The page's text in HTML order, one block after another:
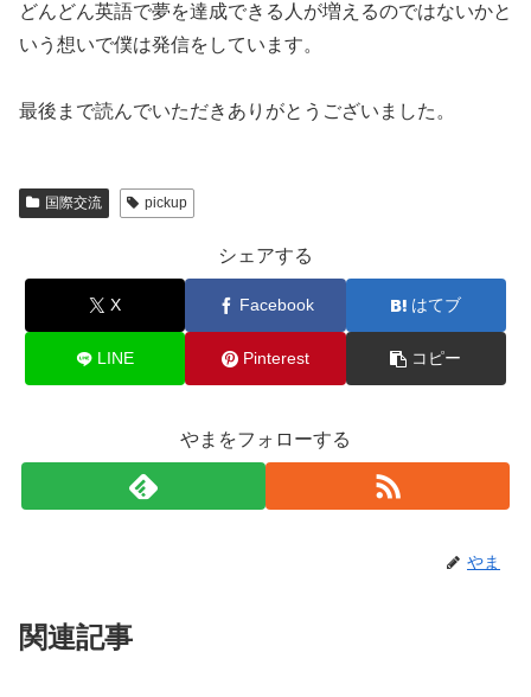
どんどん英語で夢を達成できる人が増えるのではないかと
いう想いで僕は発信をしています。
最後まで読んでいただきありがとうございました。
国際交流 pickup
シェアする
X Facebook はてブ
LINE Pinterest コピー
やまをフォローする
やま
関連記事